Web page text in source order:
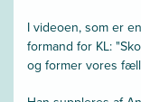
I videoen, som er
formand for KL:
og former vores